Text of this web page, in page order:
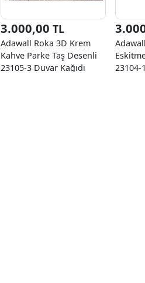
3.000,00 TL
Adawall Roka 3D Krem
Kahve Parke Taş Desenli
23105-3 Duvar Kağıdı
23104-